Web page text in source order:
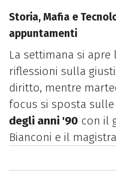
Storia, Mafia e
appuntamenti
La settimana si apre
riflessioni sulla
diritto, mentre
focus si sposta sulle
degli anni '90 con il
Bianconi e il